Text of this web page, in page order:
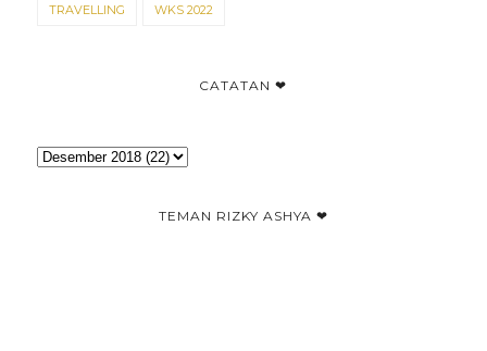
TRAVELLING WKS 2022
CATATAN ❤
TEMAN RIZKY ASHYA ❤